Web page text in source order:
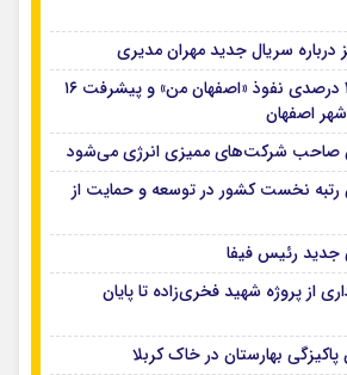
درباره سریال جدید مهران مدیری
رشد ۴۶ درصدی نفوذ «اصفهان من» و پیشرفت ۱۶
اصفهان
صاحب شرکت‌های ممیزی انرژی می‌شود
رتبه نخست کشور در توسعه و حمایت از
جدید رئیس فیفا
از پروژه شهید فخری‌زاده تا پایان
بهارستان در خاک کربلا